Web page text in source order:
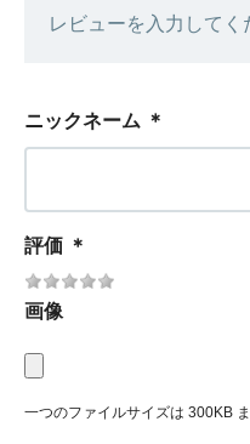
レビューを入力してく
ニックネーム ＊
評価 ＊
画像
一つのファイルサイズは 300KB